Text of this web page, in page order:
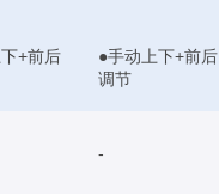
+前后
●手动上下+前后
调节
-